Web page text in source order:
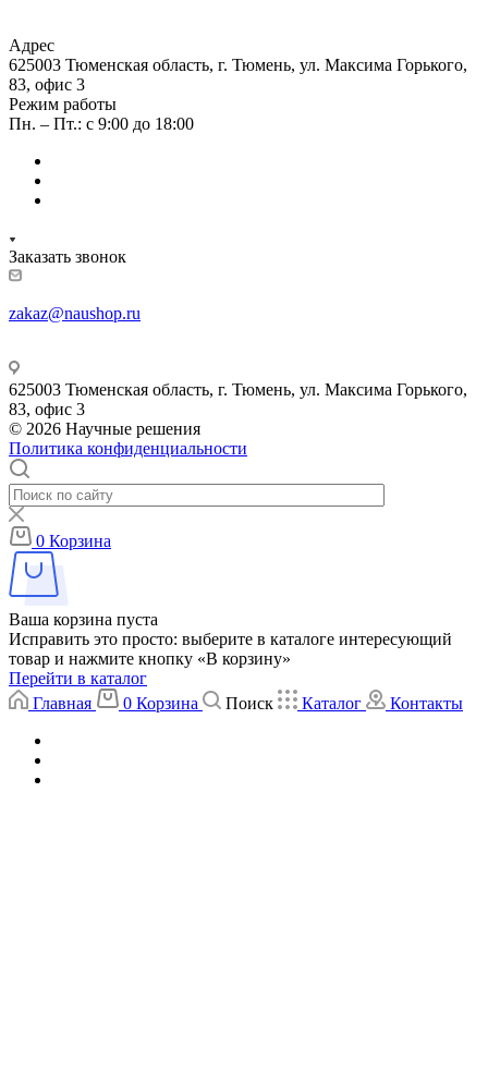
Адрес
625003 Тюменская область, г. Тюмень, ул. Максима Горького,
83, офис 3
Режим работы
Пн. – Пт.: с 9:00 до 18:00
Заказать звонок
zakaz@naushop.ru
625003 Тюменская область, г. Тюмень, ул. Максима Горького,
83, офис 3
© 2026 Научные решения
Политика конфиденциальности
0 Корзина
Ваша корзина пуста
Исправить это просто: выберите в каталоге интересующий
товар и нажмите кнопку «В корзину»
Перейти в каталог
Главная
0 Корзина Поиск Каталог Контакты